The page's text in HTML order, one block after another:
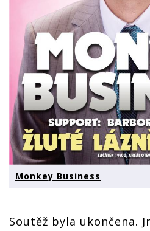
Monkey Business
Soutěž byla ukončena.